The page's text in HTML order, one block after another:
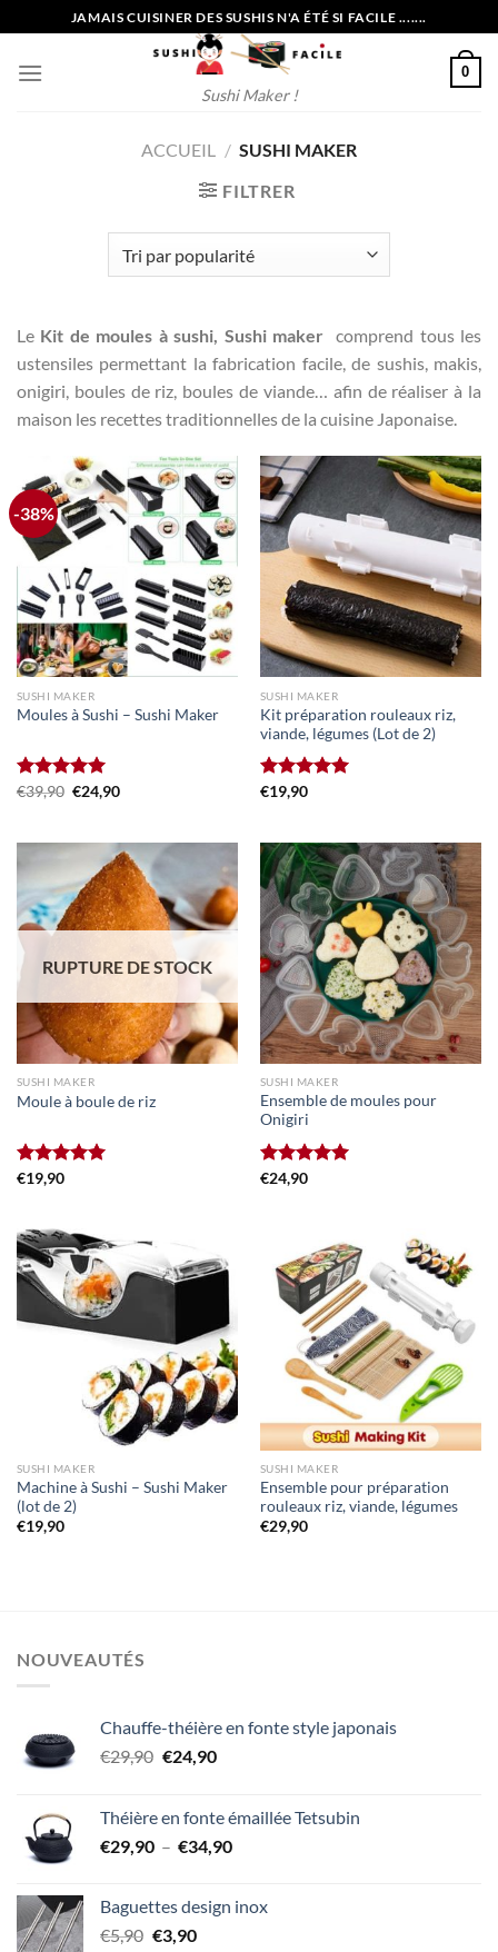
au
contenu
JAMAIS CUISINER DES SUSHIS N'A ÉTÉ SI FACILE .......
Sushi Maker !
0
ACCUEIL / SUSHI MAKER
FILTRER
Le Kit de moules à sushi, Sushi maker
comprend tous les
ustensiles permettant la fabrication facile, de sushis, makis,
onigiri, boules de riz, boules de viande… afin de réaliser à la
maison les recettes traditionnelles de la cuisine Japonaise.
-38%
SUSHI MAKER
Moules à Sushi – Sushi Maker
Note5.00
€39,90 Le
€39,90.
€24,90Le
€24,90.
SUSHI MAKER
Kit préparation rouleaux riz,
viande, légumes (Lot de 2)
Note5.00
€19,90
RUPTURE DE STOCK
SUSHI MAKER
Moule à boule de riz
Note5.00
€19,90
SUSHI MAKER
Ensemble de moules pour
Onigiri
Note5.00
€24,90
SUSHI MAKER
Machine à Sushi – Sushi Maker
(lot de 2)
€19,90
SUSHI MAKER
Ensemble pour préparation
rouleaux riz, viande, légumes
€29,90
NOUVEAUTÉS
Chauffe-théière en fonte style japonais
€29,90 Le
était :
€29,90.
€24,90Le
est :
€24,90.
Théière en fonte émaillée Tetsubin
€29,90 – €34,90Plage
€29,90
Baguettes design inox
€5,90 Le
€3,90Le